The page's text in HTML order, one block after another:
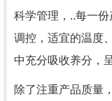
科学管理，..每一
调控，适宜的温度
中充分吸收养分，
除了注重产品质量